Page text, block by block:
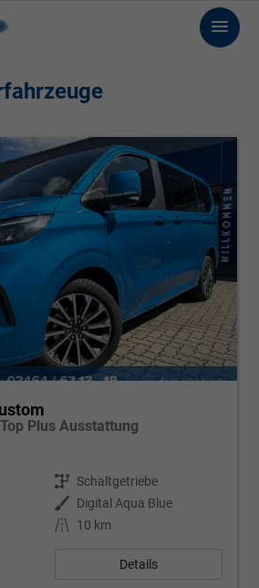
Plus Ausstattung
Getriebe Schaltgetriebe
Außenfarbe
Digital Aqua Blue
Kilometerstand 10 km
Details